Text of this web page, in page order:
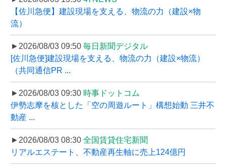
【佐川急便】建設現場を支える、物流の力（建設×物
流）
►2026/08/03 09:50 毎日新聞デジタル
[佐川急便]建設現場を支える、物流の力（建設×物流）
（共同通信PR ...
►2026/08/03 09:30 時事ドットコム
伊勢志摩を核とした「空の周遊ルート」構想始動 三井不
動産 ...
►2026/08/03 08:30 全国賃貸住宅新聞
リアルエステート、不動産再生軸に売上124億円